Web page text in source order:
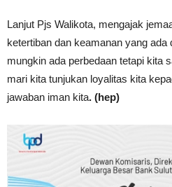
Lanjut Pjs Walikota, mengajak
ketertiban dan keamanan yang ada
mungkin ada perbedaan tetapi kita
mari kita tunjukan loyalitas kita
jawaban iman kita. (hep)